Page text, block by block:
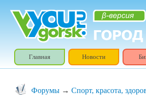
Главная Новости
Форумы → Спорт, красота,